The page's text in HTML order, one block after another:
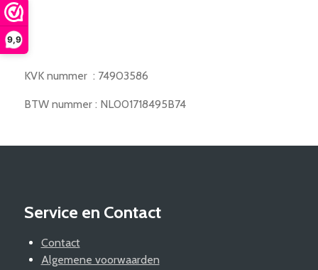
9,9
KVK nummer : 74903586
BTW nummer : NL001718495B74
Service en Contact
Contact
Algemene voorwaarden